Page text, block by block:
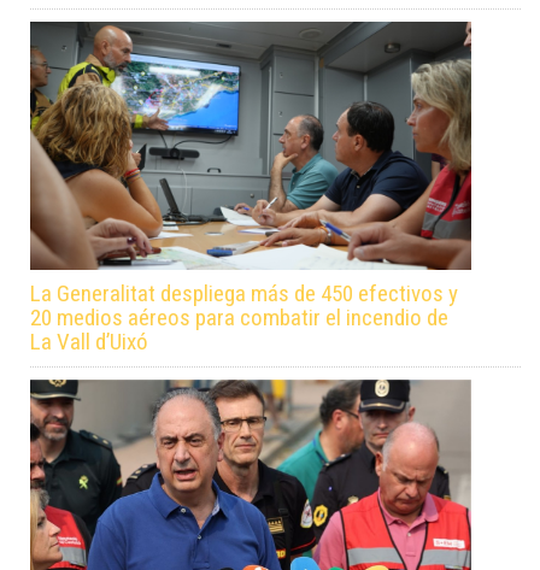
La Generalitat despliega más de 450 efectivos y
20 medios aéreos para combatir el incendio de
La Vall d’Uixó